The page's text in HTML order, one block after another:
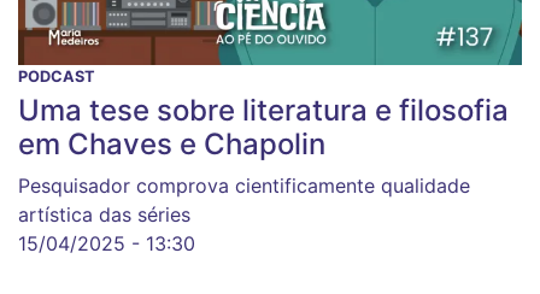
PODCAST
Uma tese sobre literatura e filosofia
em Chaves e Chapolin
Pesquisador comprova cientificamente qualidade
artística das séries
15/04/2025 - 13:30